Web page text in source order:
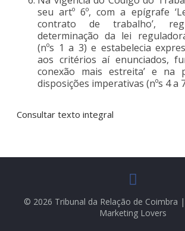
seu artº 6º, com a epígrafe
contrato de trabalho’,
determinação da lei
(nºs 1 a 3) e estabelecia
aos critérios aí enunciados,
conexão mais estreita’ e na
disposições imperativas (nºs 4 a
Consultar texto integral
© 2026 Tribunal da Relação de Coimbra
Marketing Lovers